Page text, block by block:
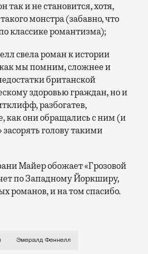
и не становится, хотя,
монстра (забавно, что
классике романтизма);
свела роман к истории
как мы помним, сложнее и
британской
здоровью граждан, но и
разбогатев,
как они обращались с ним (и
голову такими
Майер обожает «Грозовой
по Западному Йоркширу,
романов, и на том спасибо.
Бронте, критик The Examiner
Эмералд Феннелл